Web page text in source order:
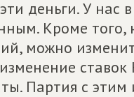
эти деньги. У
Кроме
можно
Партия с